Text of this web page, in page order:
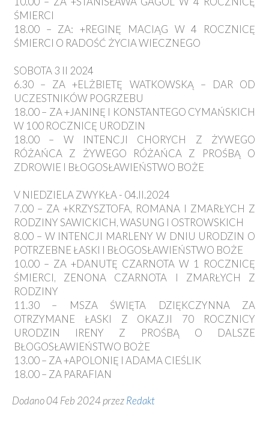
ŚMIERCI
18.00 – ZA: +REGINĘ MACIĄG W 4 ROCZNICĘ
ŚMIERCI O RADOŚĆ ŻYCIA WIECZNEGO
SOBOTA 3 II 2024
6.30 – ZA +ELŻBIETĘ WATKOWSKĄ – DAR OD
UCZESTNIKÓW POGRZEBU
18.00 – ZA +JANINĘ I KONSTANTEGO CYMAŃSKICH
W 100 ROCZNICĘ URODZIN
18.00 – W INTENCJI CHORYCH Z ŻYWEGO
RÓŻAŃCA Z ŻYWEGO RÓŻAŃCA Z PROŚBĄ O
ZDROWIE I BŁOGOSŁAWIEŃSTWO BOŻE
V NIEDZIELA ZWYKŁA - 04.II.2024
7.00 – ZA +KRZYSZTOFA, ROMANA I ZMARŁYCH Z
RODZINY SAWICKICH, WASUNG I OSTROWSKICH
8.00 – W INTENCJI MARLENY W DNIU URODZIN O
POTRZEBNE ŁASKI I BŁOGOSŁAWIEŃSTWO BOŻE
10.00 – ZA +DANUTĘ CZARNOTA W 1 ROCZNICĘ
ŚMIERCI, ZENONA CZARNOTA I ZMARŁYCH Z
RODZINY
11.30 – MSZA ŚWIĘTA DZIĘKCZYNNA ZA
OTRZYMANE ŁASKI Z OKAZJI 70 ROCZNICY
URODZIN IRENY Z PROŚBĄ O DALSZE
BŁOGOSŁAWIEŃSTWO BOŻE
13.00 – ZA +APOLONIĘ I ADAMA CIEŚLIK
18.00 – ZA PARAFIAN
Dodano 04 Feb 2024 przezRedakt